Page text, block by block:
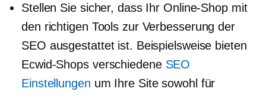
Stellen Sie sicher, dass Ihr Online-Shop mit
den richtigen Tools zur Verbesserung der
SEO ausgestattet ist. Beispielsweise bieten
Ecwid-Shops verschiedene SEO
Einstellungen um Ihre Site sowohl für